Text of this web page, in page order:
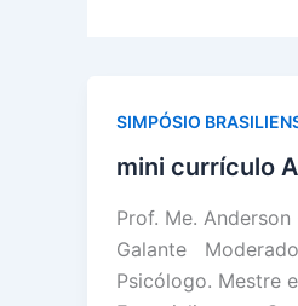
SIMPÓSIO
mini currículo
Prof. Me.
Galante
Psicólogo. Mestre